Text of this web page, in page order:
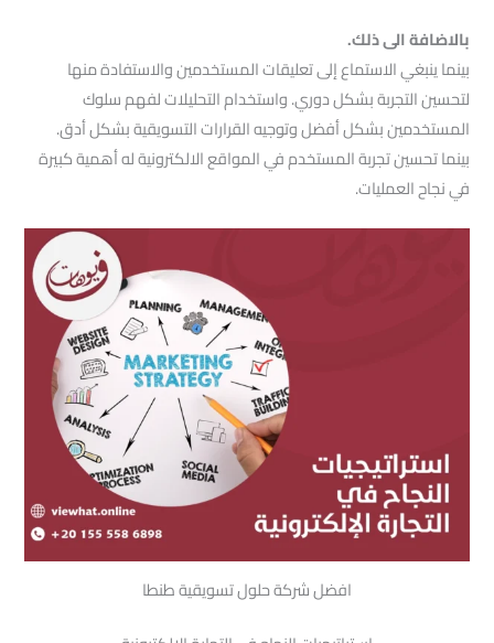
بالاضافة الى ذلك.
بينما ينبغي الاستماع إلى تعليقات المستخدمين والاستفادة منها
لتحسين التجربة بشكل دوري. واستخدام التحليلات لفهم سلوك
المستخدمين بشكل أفضل وتوجيه القرارات التسويقية بشكل أدق.
بينما تحسين تجربة المستخدم في المواقع الالكترونية له أهمية كبيرة
في نجاح العمليات.
افضل شركة حلول تسويقية طنطا